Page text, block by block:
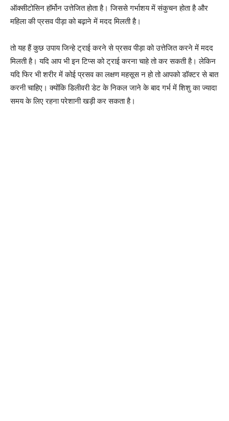
ऑक्सीटोसिन हॉर्मोन उत्तेजित होता है। जिससे गर्भाशय में संकुचन होता है और
महिला की प्रसव पीड़ा को बढ़ाने में मदद मिलती है।
तो यह हैं कुछ उपाय जिन्हे ट्राई करने से प्रसव पीड़ा को उत्तेजित करने में मदद
मिलती है। यदि आप भी इन टिप्स को ट्राई करना चाहे तो कर सकती है। लेकिन
यदि फिर भी शरीर में कोई प्रसव का लक्षण महसूस न हो तो आपको डॉक्टर से बात
करनी चाहिए। क्योंकि डिलीवरी डेट के निकल जाने के बाद गर्भ में शिशु का ज्यादा
समय के लिए रहना परेशानी खड़ी कर सकता है।